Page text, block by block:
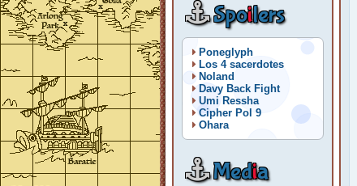
Spoilers
Poneglyph
Los 4 sacerdotes
Noland
Davy Back Fight
Umi Ressha
Cipher Pol 9
Ohara
Media